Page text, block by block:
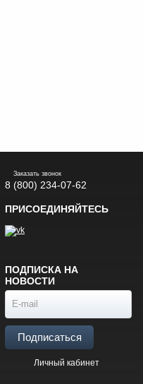
Заказать звонок
8 (800) 234-07-62
ПРИСОЕДИНЯЙТЕСЬ
ПОДПИСКА НА
НОВОСТИ
Подписаться
Личный кабинет